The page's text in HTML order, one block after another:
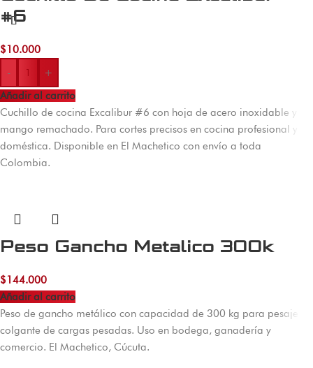
#6
$10.000
-
+
Añadir al carrito
Cuchillo de cocina Excalibur #6 con hoja de acero inoxidable y
mango remachado. Para cortes precisos en cocina profesional y
doméstica. Disponible en El Machetico con envío a toda
Colombia.
Peso Gancho Metalico 300k
$144.000
Añadir al carrito
Peso de gancho metálico con capacidad de 300 kg para pesaje
colgante de cargas pesadas. Uso en bodega, ganadería y
comercio. El Machetico, Cúcuta.